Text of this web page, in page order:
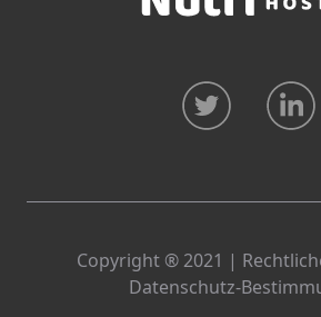
Copyright ® 2021 |
Datenschutz-